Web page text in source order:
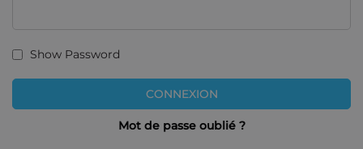
Show Password
CONNEXION
Mot de passe oublié ?